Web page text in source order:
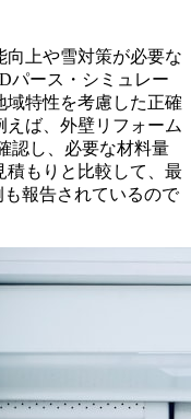
上や雪対策が必要な
パース・シミュレー
域特性を考慮した正確
ば、外壁リフォーム
認し、必要な材料量
積もりと比較して、最
報告されているので